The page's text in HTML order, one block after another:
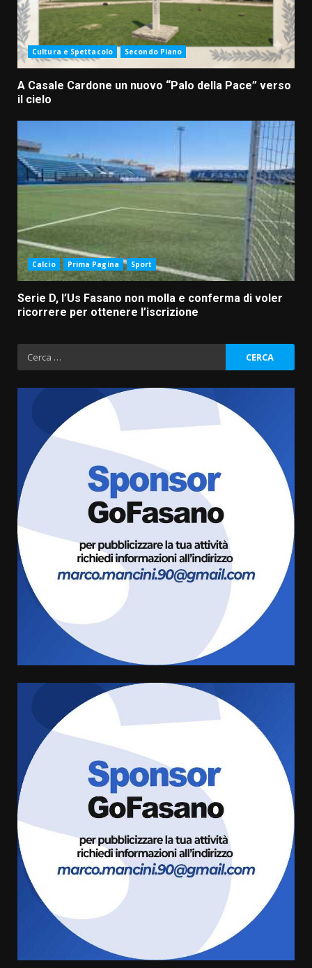
Cultura e Spettacolo Secondo Piano
A Casale Cardone un nuovo “Palo della Pace” verso
il cielo
Calcio Prima Pagina Sport
Serie D, l’Us Fasano non molla e conferma di voler
ricorrere per ottenere l’iscrizione
Ricerca
per:
Grande successo per la “Sagra
del Pesce Spada” a Savelletri
9 Agosto 2026 07:32
Serie D, l’Us Fasano non molla e
conferma di voler ricorrere per
ottenere l’iscrizione
8 Agosto 2026 19:55
La Banda Città di Fasano apre
Savelletri
8 Agosto 2026 11:00
Savelletri in festa, domani sera
grande spettacolo con Uccio De
Santis
8 Agosto 2026 07:30
7
Politiche Giovanili e Mobilità
Sostenibile: premiati gli studenti
universitari del bando “La strada
giusta”
8 Agosto 2026 07:15
Savelletri in festa, pienone sul
porto per Uccio De Santis: la
voce di Antonella Losavio
incanta la piazza